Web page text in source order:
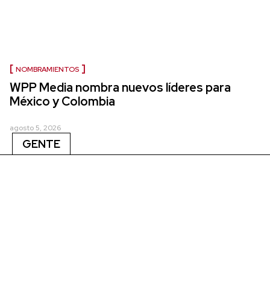
NOMBRAMIENTOS
WPP Media nombra nuevos líderes para
México y Colombia
agosto 5, 2026
GENTE